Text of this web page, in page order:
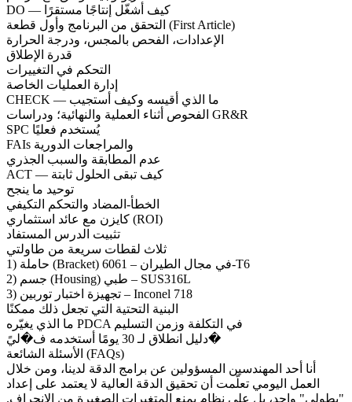
DO — كيف أشغّل إنتاجًا مستقرًا
التحقق من البرنامج وأول قطعة (First Article)
الإعدادات، الفحص بالمجس، ودرجة الحرارة
قدرة الإطلاق
التحكم في التغييرات
إدارة العمليات الخاصة
CHECK — ما الذي أقيسه وكيف أستجيب
الفحوص أثناء العملية والنهائية؛ ودراسات GR&R
SPC يُستخدم فعليًا
FAIs والمراجعات الدورية
عدم المطابقة والسبب الجذري
ACT — كيف تبقى الحلول ثابتة
توحيد ما ينجح
الخطأ-المضاد والتحكم التكيفي
كايزن مع عائد استثماري (ROI)
تثبيت الدرس المستفاد
ثلاث لقطات سريعة من طاولتي
1) حاملة (Bracket) في مجال الطيران – 6061-T6
2) جسم (Housing) طبي – SUS316L
3) تجهيزة اختبار توربين – Inconel 718
البنية التحتية التي تجعل ذلك ممكنًا
ما الذي يغيّره PDCA في التكلفة وزمن التسليم
دليل انطلاق لـ 30 يومًا أستخدمه ف�ليً�
الأسئلة الشائعة (FAQs)
أنا أحد المهندسين المسؤولين عن برامج الدقة لدينا، ومن خلال
العمل اليومي تعلّمت أن تحقيق الدقة العالية لا يعتمد على إعداد
"بطولي" واحد، بل على نظام يمنع المتغيرات الصغيرة من الانجراف.